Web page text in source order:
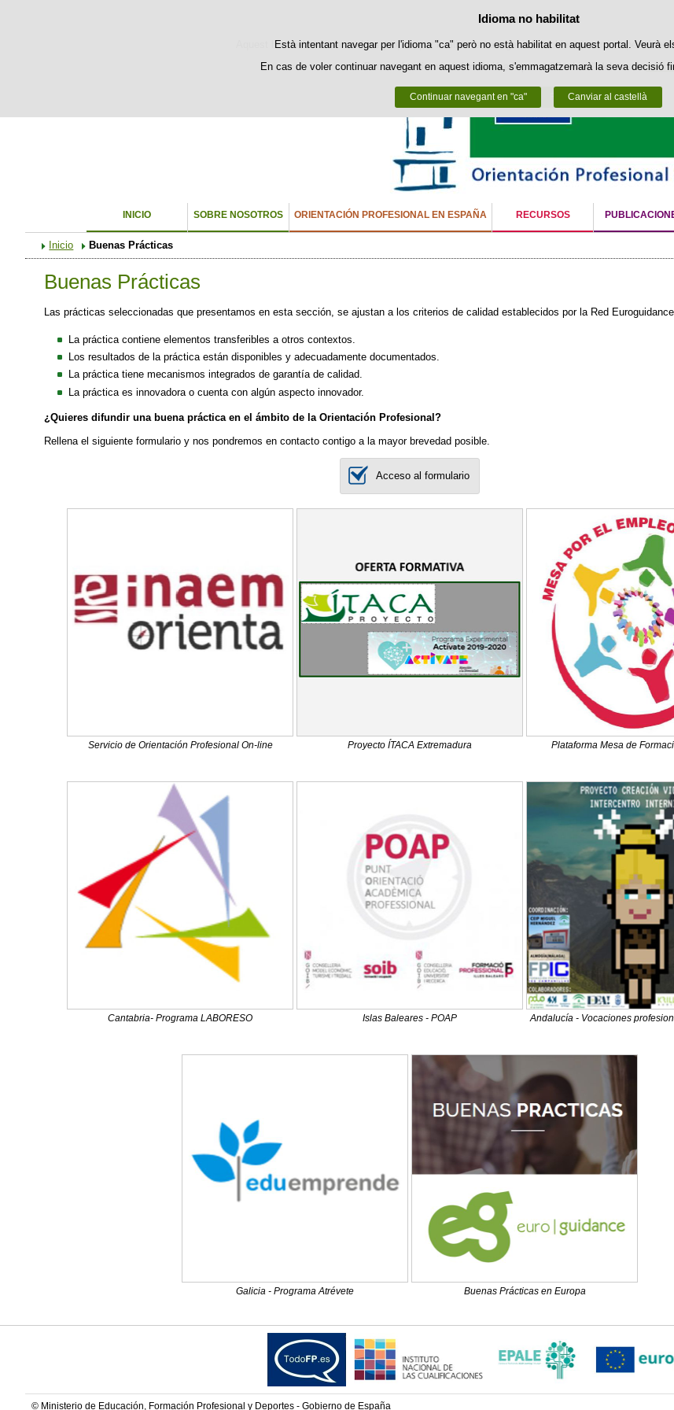
Política de cookies
Aquest lloc web utilitza cookies pròpies per facilitar la navegació i cookies de tercers per
Podeu obtenir més informació a l'apartat "Cookies" del nostreavís
Acceptar Rebutjar
Idioma no habilitat
Està intentant navegar per l'idioma "ca" però no està habilitat en aquest portal. Veurà
En cas de voler continuar navegant en aquest idioma, s'emmagatzemarà la seva decisió
Continuar navegant en "ca" Canviar al castellà
Passar al contingut
INICIO SOBRE NOSOTROS ORIENTACIÓN PROFESIONAL EN ESPAÑA RECURSOS
Inicio Buenas Prácticas
Buenas Prácticas
Las prácticas seleccionadas que presentamos en esta sección, se ajustan a los criterios de calidad establecidos por la Red
La práctica contiene elementos transferibles a otros contextos.
Los resultados de la práctica están disponibles y adecuadamente documentados.
La práctica tiene mecanismos integrados de garantía de calidad.
La práctica es innovadora o cuenta con algún aspecto innovador.
¿Quieres difundir una buena práctica en el ámbito de la Orientación Profesional?
Rellena el siguiente formulario y nos pondremos en contacto contigo a la mayor brevedad posible.
Acceso al formulario
Servicio de Orientación Profesional On-line Proyecto ÍTACA Extremadura Plataforma Mesa de
Cantabria- Programa LABORESO Islas Baleares - POAP Andalucía - Vocaciones
Galicia - Programa Atrévete Buenas Prácticas en Europa
© Ministerio de Educación, Formación Profesional y Deportes - Gobierno de España